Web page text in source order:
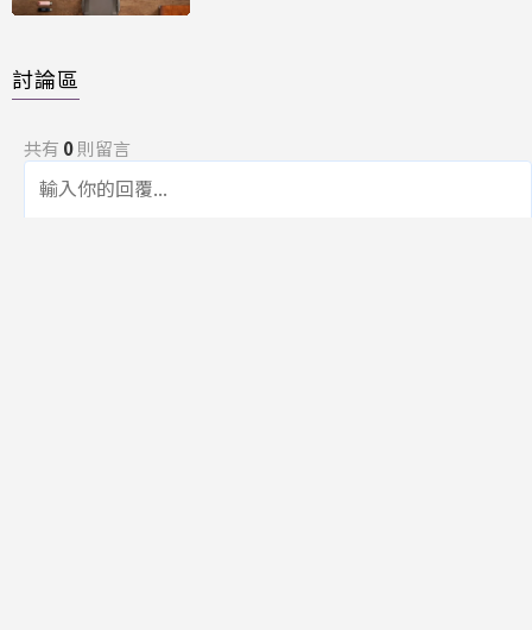
討論區
共有 0則留言